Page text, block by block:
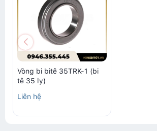
Vòng bi bitê 35TRK-1 (bi
tê 35 ly)
Liên hệ